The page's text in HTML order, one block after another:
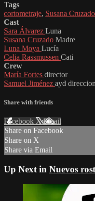
Tags
cortometraje, Susana Cruzado
Cast
Sara Álvarez Luna
Susana Cruzado Madre
Luna Moya Lucía
Celia Rassmussen Cati
Crew
María Fortes director
Samuel Jiménez ayd direccion
Share with friends
Facebook XEmail
Share on Facebook
Share on X
Share via Email
Up Next in Nuevos